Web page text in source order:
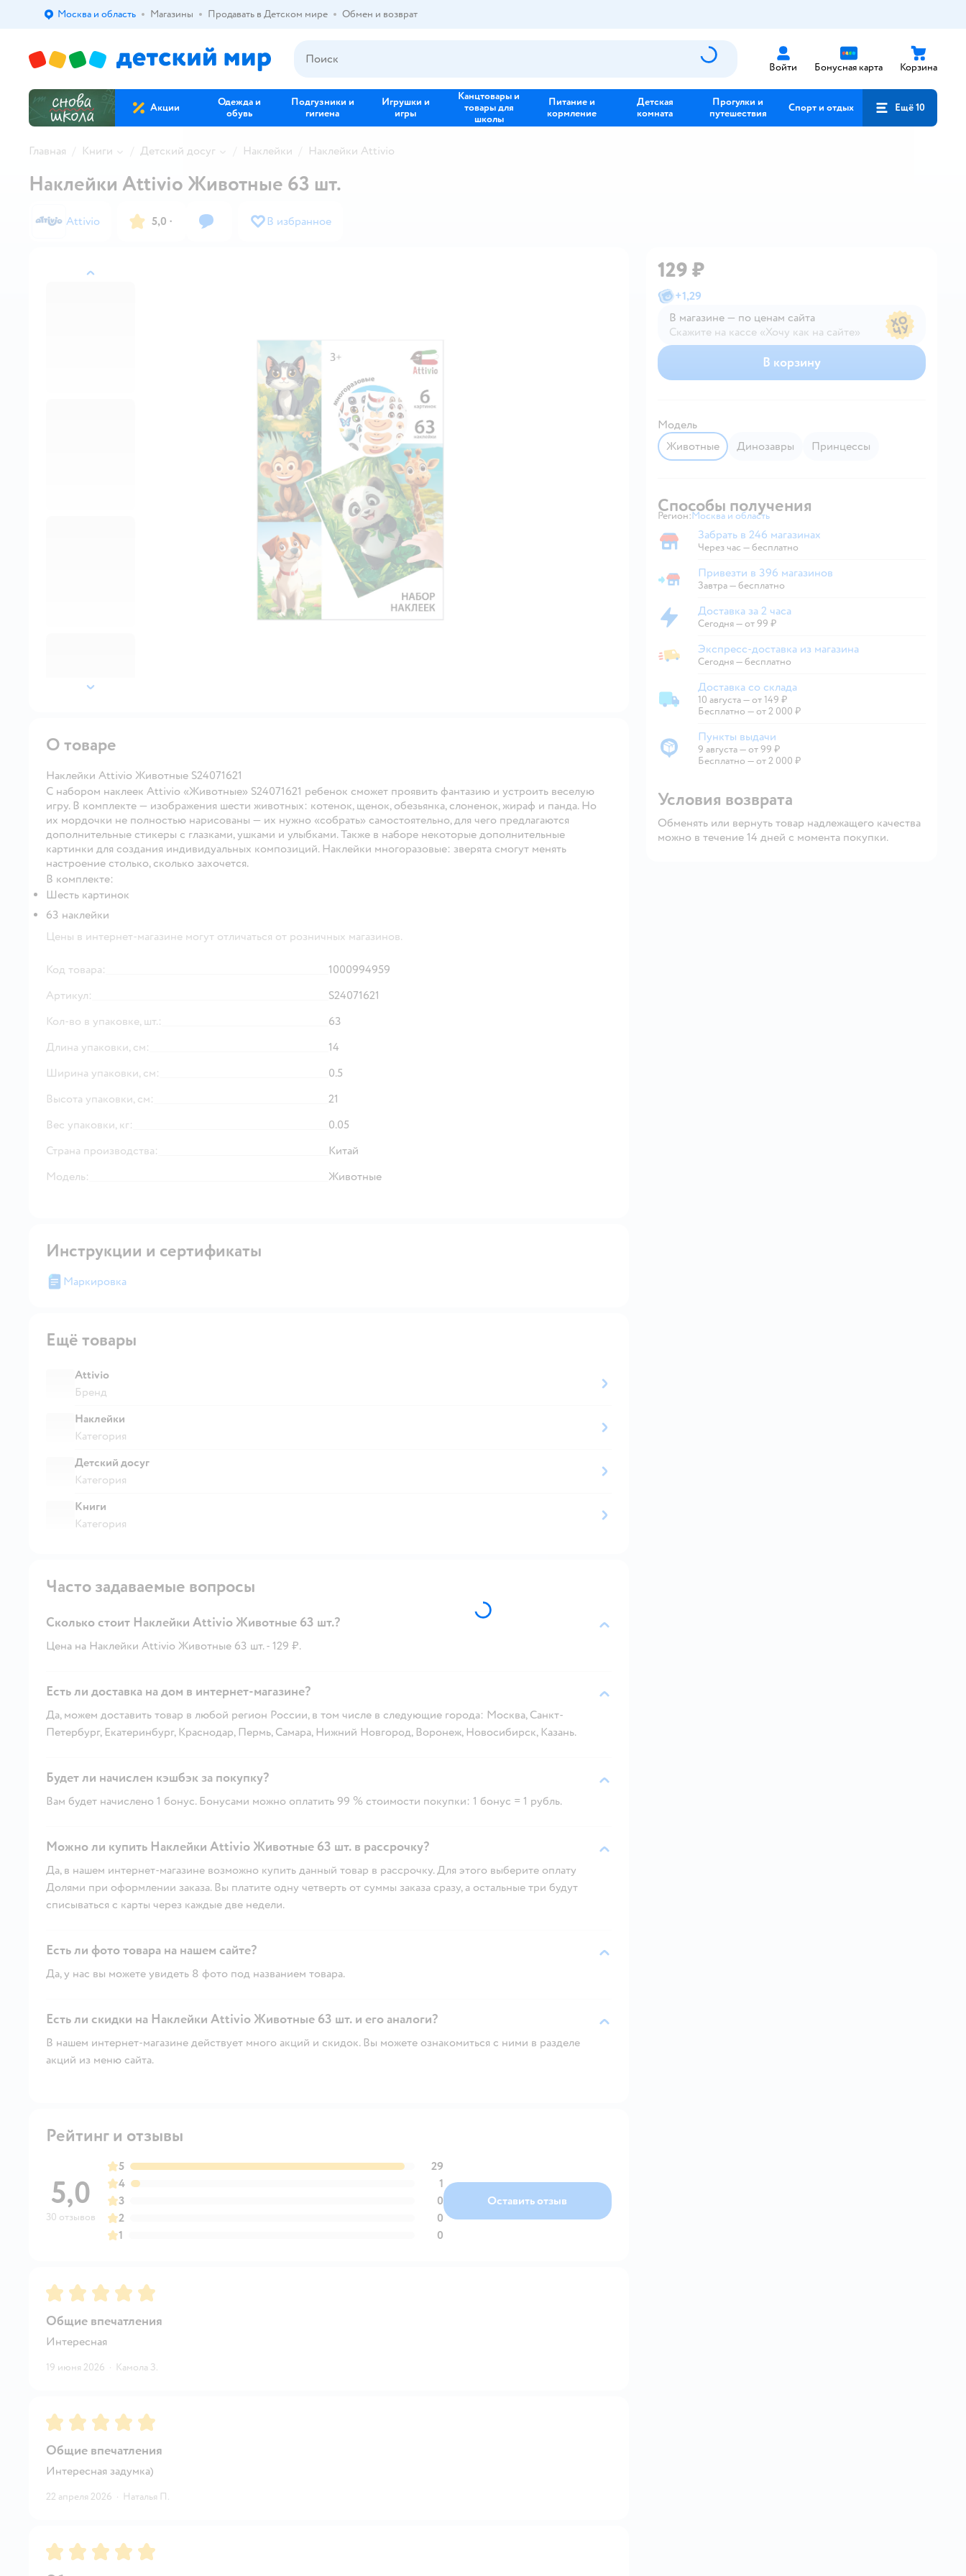
Выбор адреса доставки.
Москва и область Магазины Продавать в Детском мире Обмен и возврат
Войти Бонусная карта Корзина
Акции
Одежда и
обувь
Подгузники и
гигиена
Игрушки и
игры
Канцтовары и
товары для
школы
Питание и
кормление
Детская
комната
Прогулки и
путешествия
Спорт и отдых Ещё 10
Главная Книги Детский досуг Наклейки Наклейки Attivio
назад
далее
Наклейки Attivio Животные 63 шт.
Attivio 5,0 · В избранное
129 ₽
+1,29
В магазине — по ценам сайта
Скажите на кассе «Хочу как на сайте»
В магазине — по ценам сайта
В корзину
Модель
Животные
Динозавры Принцессы
Способы получения
Регион: Выбор адреса доставки.
Москва и область
Забрать в магазине
Забрать в 246 магазинах
Через час — бесплатно
Привезти в магазин
Привезти в 396 магазинов
Завтра—бесплатно
Доставка за 2 часа
Доставка за 2 часа
Сегодня—от 99 ₽
Экспресс-доставка из магазина
Экспресс-доставка из магазина
Сегодня—бесплатно
Доставка со склада
Доставка со склада
10 августа—от 149 ₽
Бесплатно — от 2 000 ₽
Пункты выдачи
Пункты выдачи
9 августа—от 99 ₽
Бесплатно — от 2 000 ₽
Условия возврата
Обменять или вернуть товар надлежащего качества
можно в течение 14 дней с момента покупки.
О товаре
Наклейки Attivio Животные S24071621
С набором наклеек Attivio «Животные» S24071621 ребенок сможет проявить фантазию и устроить веселую
игру. В комплекте — изображения шести животных: котенок, щенок, обезьянка, слоненок, жираф и панда. Но
их мордочки не полностью нарисованы — их нужно «собрать» самостоятельно, для чего предлагаются
дополнительные стикеры с глазками, ушками и улыбками. Также в наборе некоторые дополнительные
картинки для создания индивидуальных композиций. Наклейки многоразовые: зверята смогут менять
настроение столько, сколько захочется.
В комплекте:
Шесть картинок
63 наклейки
Цены в интернет-магазине могут отличаться от розничных магазинов.
Код товара:
1000994959
Артикул:
S24071621
Кол-во в упаковке, шт.:
63
Длина упаковки, см:
14
Ширина упаковки, см:
0.5
Высота упаковки, см:
21
Вес упаковки, кг:
0.05
Страна производства:
Китай
Модель:
Животные
Инструкции и сертификаты
Маркировка
Ещё товары
Attivio
Бренд
Наклейки
Категория
Детский досуг
Категория
Книги
Категория
Часто задаваемые вопросы
Сколько стоит Наклейки Attivio Животные 63 шт.?
Цена на Наклейки Attivio Животные 63 шт. - 129 ₽.
Есть ли доставка на дом в интернет-магазине?
Да, можем доставить товар в любой регион России, в том числе в следующие города: Москва, Санкт-
Петербург, Екатеринбург, Краснодар, Пермь, Самара, Нижний Новгород, Воронеж, Новосибирск, Казань.
Будет ли начислен кэшбэк за покупку?
Вам будет начислено 1 бонус. Бонусами можно оплатить 99 % стоимости покупки: 1 бонус = 1 рубль.
Можно ли купить Наклейки Attivio Животные 63 шт. в рассрочку?
Да, в нашем интернет-магазине возможно купить данный товар в рассрочку. Для этого выберите оплату
Долями при оформлении заказа. Вы платите одну четверть от суммы заказа сразу, а остальные три будут
списываться с карты через каждые две недели.
Есть ли фото товара на нашем сайте?
Да, у нас вы можете увидеть 8 фото под названием товара.
Есть ли скидки на Наклейки Attivio Животные 63 шт. и его аналоги?
В нашем интернет-магазине действует много акций и скидок. Вы можете ознакомиться с ними в разделе
акций из меню сайта.
Рейтинг и отзывы
5,0
30 отзывов
5
29
4
1
3
0
2
0
1
0
Оставить отзыв
Рейтинг:5
Общие впечатления
Интересная
19 июня 2026 · Камола З.
Рейтинг:5
Общие впечатления
Интересная задумка)
22 апреля 2026 · Наталья П.
Рейтинг:5